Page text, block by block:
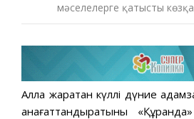
мәселелерге қатысты
Алла жаратқан күллі дүние
қанағаттандыратыны